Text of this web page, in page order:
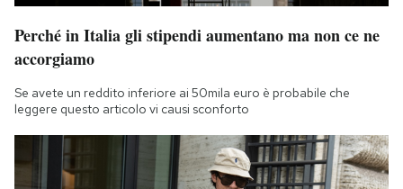
Perché in Italia gli stipendi aumentano ma non ce ne
accorgiamo
Se avete un reddito inferiore ai 50mila euro è probabile che
leggere questo articolo vi causi sconforto